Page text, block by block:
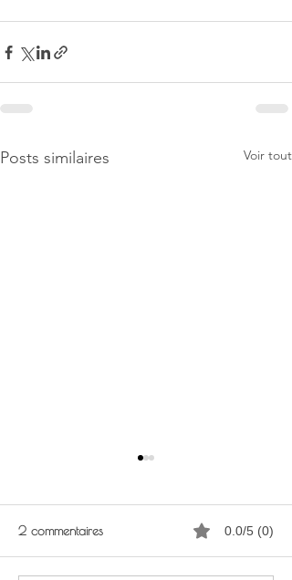
Posts similaires Voir tout
2 commentaires 0.0/5 (0)